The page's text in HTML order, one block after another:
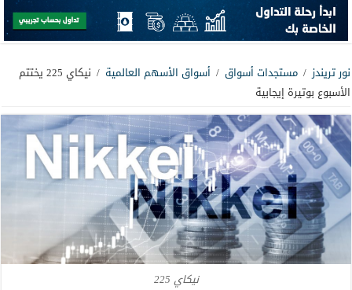
نور تريندز / مستجدات أسواق / أسواق الأسهم العالمية /
نيكاي 225 يختتم
الأسبوع بوتيرة إيجابية
نيكاي 225